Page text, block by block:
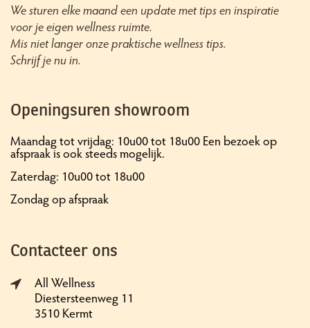
We sturen elke maand een update met tips en inspiratie
voor je eigen wellness ruimte.
Mis niet langer onze praktische wellness tips.
Schrijf je nu in.
Openingsuren showroom
Maandag tot vrijdag: 10u00 tot 18u00 Een bezoek op
afspraak is ook steeds mogelijk.
Zaterdag: 10u00 tot 18u00
Zondag op afspraak
Contacteer ons
All Wellness
Diestersteenweg 11
3510 Kermt